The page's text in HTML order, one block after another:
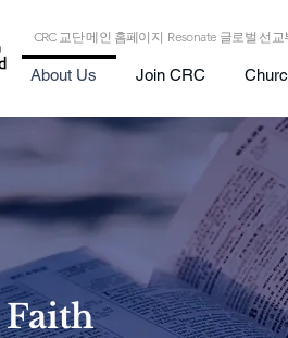
About Us Join CRC
CRC 교단 메인 홈페이지 Resonate 글로벌 선교